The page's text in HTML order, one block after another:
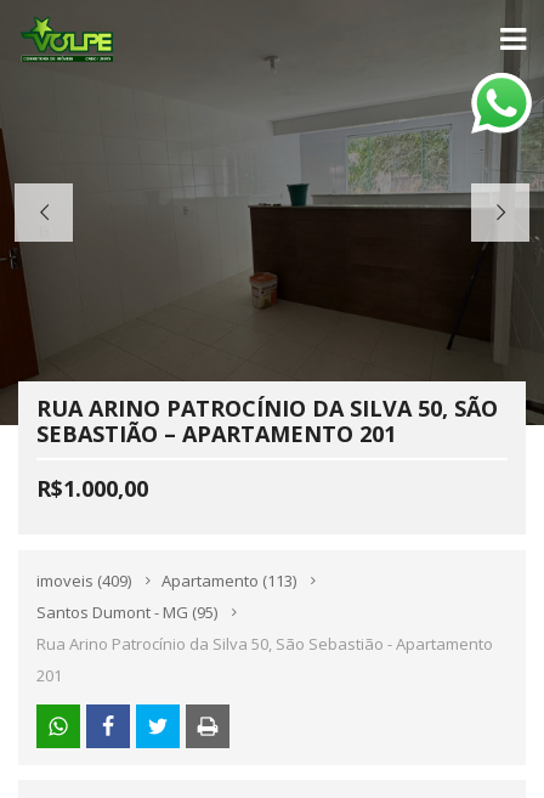
RUA ARINO PATROCÍNIO DA SILVA 50, SÃO
SEBASTIÃO – APARTAMENTO 201
R$1.000,00
imoveis (409) Apartamento (113)
Santos Dumont - MG (95)
Rua Arino Patrocínio da Silva 50, São Sebastião - Apartamento
201